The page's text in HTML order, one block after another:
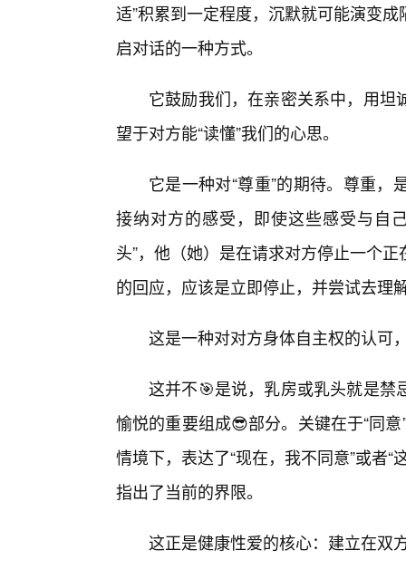
适”积累到一定程度，沉默就可能演变
启对话的一种方式。
它鼓励我们，在亲密关系中，用
望于对方能“读懂”我们的心思。
它是一种对“尊重”的期待。尊重
接纳对方的感受，即使这些感受与自
头”，他（她）是在请求对方停止一个
的回应，应该是立即停止，并尝试去理
这是一种对对方身体自主权的认可
这并不🎯是说，乳房或乳头就是禁
愉悦的重要组成😎部分。关键在于“同
情境下，表达了“现在，我不同意”或者
指出了当前的界限。
这正是健康性爱的核心：建立在双